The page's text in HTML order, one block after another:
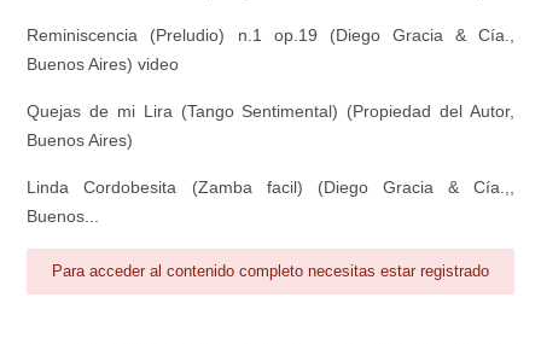
Reminiscencia (Preludio) n.1 op.19 (Diego Gracia & Cía.,
Buenos Aires) video
Quejas de mi Lira (Tango Sentimental) (Propiedad del Autor,
Buenos Aires)
Linda Cordobesita (Zamba facil) (Diego Gracia & Cía.,,
Buenos...
Para acceder al contenido completo necesitas estar registrado